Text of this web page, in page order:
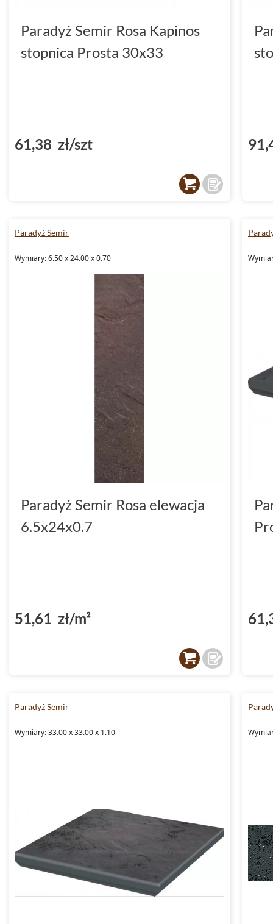
Paradyż Semir Rosa Kapinos
stopnica Prosta 30x33
61,38 zł/szt
Paradyż Semir
Wymiary: 6.50 x 24.00 x 0.70
Paradyż Semir Rosa elewacja
6.5x24x0.7
51,61 zł/m²
Paradyż Semir
Wymiary: 33.00 x 33.00 x 1.10